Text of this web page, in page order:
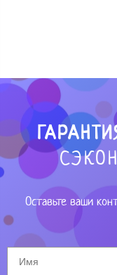
Оставьте ваши